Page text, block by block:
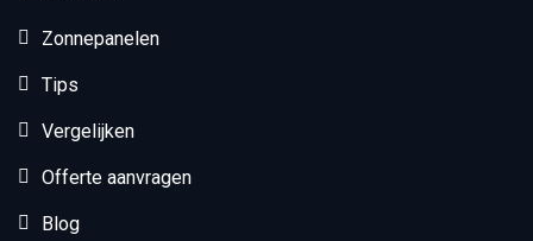
Zonnepanelen
Tips
Vergelijken
Offerte aanvragen
Blog